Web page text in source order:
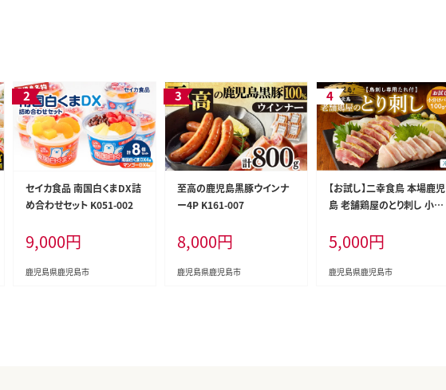
セイカ食品 南国白くまDX詰
め合わせセット K051-002
9,000円
鹿児島県鹿児島市
至高の鹿児島黒豚ウインナ
ー4P K161-007
8,000円
鹿児島県鹿児島市
【お試し】二幸食鳥 本場鹿児
島 老舗鶏屋のとり刺し 小分
K243-002
5,000円
鹿児島県鹿児島市